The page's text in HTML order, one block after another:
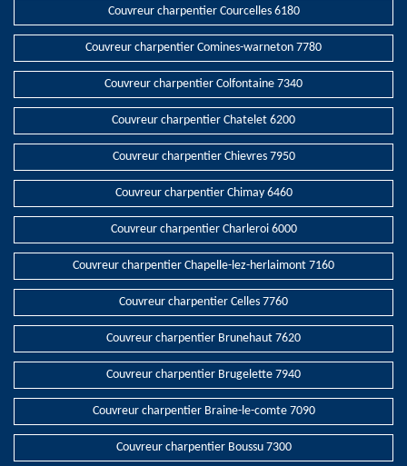
Couvreur charpentier Courcelles 6180
Couvreur charpentier Comines-warneton 7780
Couvreur charpentier Colfontaine 7340
Couvreur charpentier Chatelet 6200
Couvreur charpentier Chievres 7950
Couvreur charpentier Chimay 6460
Couvreur charpentier Charleroi 6000
Couvreur charpentier Chapelle-lez-herlaimont 7160
Couvreur charpentier Celles 7760
Couvreur charpentier Brunehaut 7620
Couvreur charpentier Brugelette 7940
Couvreur charpentier Braine-le-comte 7090
Couvreur charpentier Boussu 7300